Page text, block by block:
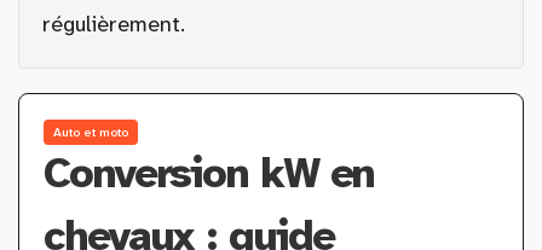
régulièrement.
Auto et moto
Conversion kW en
chevaux : guide